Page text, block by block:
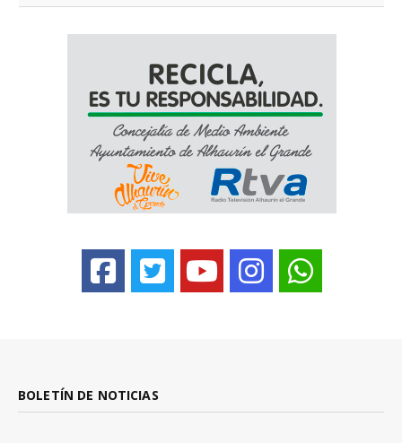
BOLETÍN DE NOTICIAS